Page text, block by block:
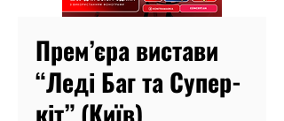
Прем’єра вистави
“Леді Баг та Супер-
кіт” (Київ)